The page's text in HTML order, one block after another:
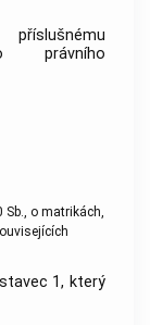
právního
o matrikách,
1, který